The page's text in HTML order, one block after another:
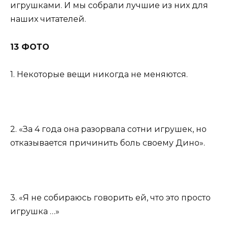
игрушками. И мы собрали лучшие из них для
наших читателей.
13 ФОТО
1. Некоторые вещи никогда не меняются.
2. «За 4 года она разорвала сотни игрушек, но
отказывается причинить боль своему Дино».
3. «Я не собираюсь говорить ей, что это просто
игрушка …»